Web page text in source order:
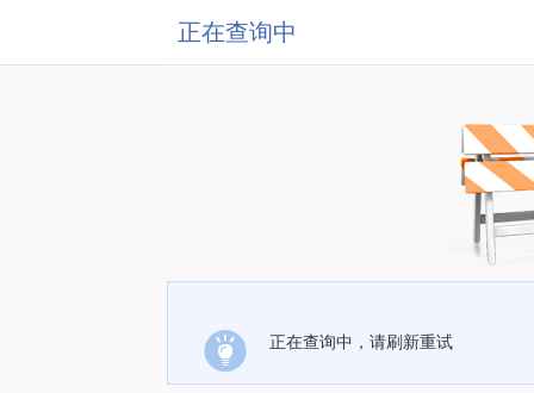
正在查询中
正在查询中，请刷新重试